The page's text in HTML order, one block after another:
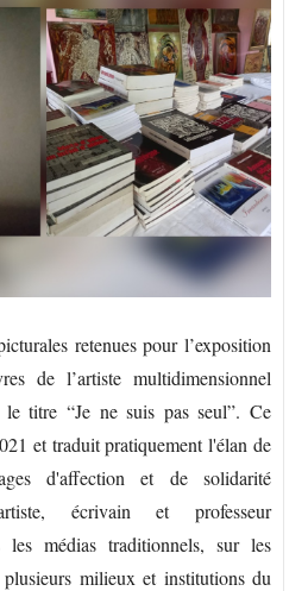
retenues pour l’exposition
de l’artiste multidimensionnel
le titre “Je ne suis pas seul”. Ce
et traduit pratiquement l'élan de
d'affection et de solidarité
écrivain et professeur
les médias traditionnels, sur les
milieux et institutions du